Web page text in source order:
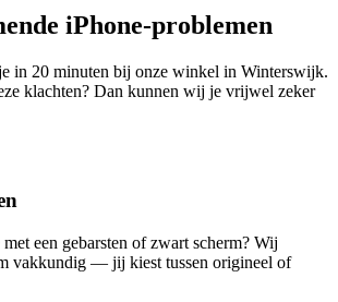
iPhone-problemen
in 20 minuten bij onze winkel in Winterswijk.
klachten? Dan kunnen wij je vrijwel zeker
een gebarsten of zwart scherm? Wij
vakkundig — jij kiest tussen origineel of